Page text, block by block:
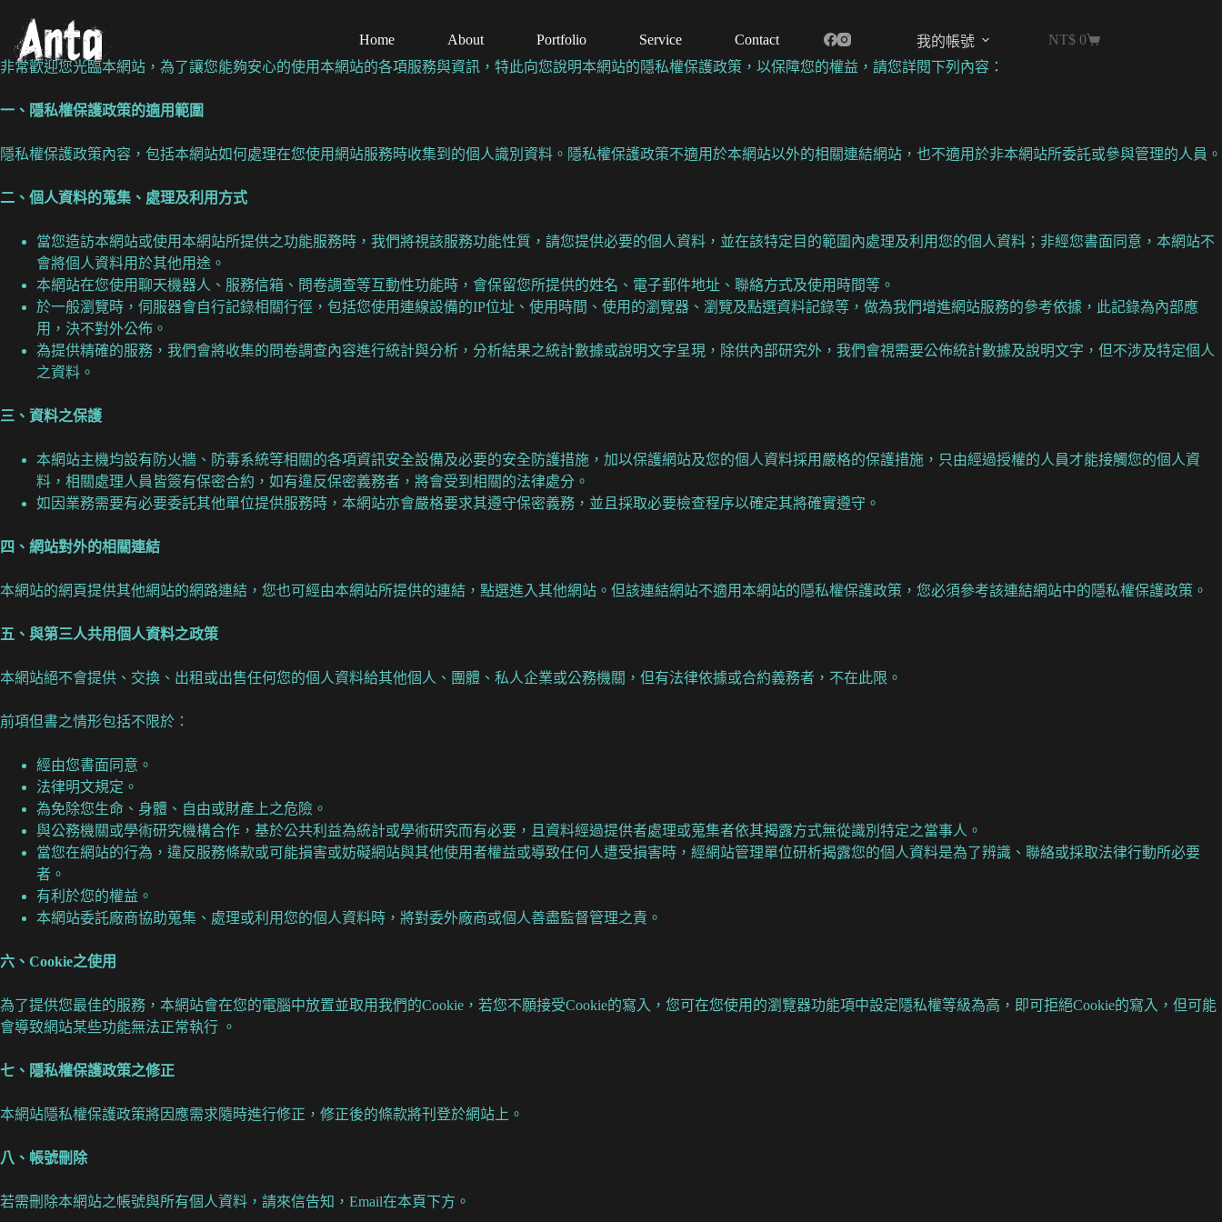
Home About Portfolio Service Contact 我的帳號 NT$ 0
非常歡迎您光臨本網站，為了讓您能夠安心的使用本網站的各項服務與資訊，特此向您說明本網站的隱私權保護政策，以保障您的權益，請您詳閱下列內容：
一、隱私權保護政策的適用範圍
隱私權保護政策內容，包括本網站如何處理在您使用網站服務時收集到的個人識別資料。隱私權保護政策不適用於本網站以外的相關連結網站，也不適用於非本網站所委託或參與管理的人員。
二、個人資料的蒐集、處理及利用方式
當您造訪本網站或使用本網站所提供之功能服務時，我們將視該服務功能性質，請您提供必要的個人資料，並在該特定目的範圍內處理及利用您的個人資料；非經您書面同意，本網站不
會將個人資料用於其他用途。
本網站在您使用聊天機器人、服務信箱、問卷調查等互動性功能時，會保留您所提供的姓名、電子郵件地址、聯絡方式及使用時間等。
於一般瀏覽時，伺服器會自行記錄相關行徑，包括您使用連線設備的IP位址、使用時間、使用的瀏覽器、瀏覽及點選資料記錄等，做為我們增進網站服務的參考依據，此記錄為內部應
用，決不對外公佈。
為提供精確的服務，我們會將收集的問卷調查內容進行統計與分析，分析結果之統計數據或說明文字呈現，除供內部研究外，我們會視需要公佈統計數據及說明文字，但不涉及特定個人
之資料。
三、資料之保護
本網站主機均設有防火牆、防毒系統等相關的各項資訊安全設備及必要的安全防護措施，加以保護網站及您的個人資料採用嚴格的保護措施，只由經過授權的人員才能接觸您的個人資
料，相關處理人員皆簽有保密合約，如有違反保密義務者，將會受到相關的法律處分。
如因業務需要有必要委託其他單位提供服務時，本網站亦會嚴格要求其遵守保密義務，並且採取必要檢查程序以確定其將確實遵守。
四、網站對外的相關連結
本網站的網頁提供其他網站的網路連結，您也可經由本網站所提供的連結，點選進入其他網站。但該連結網站不適用本網站的隱私權保護政策，您必須參考該連結網站中的隱私權保護政策。
五、與第三人共用個人資料之政策
本網站絕不會提供、交換、出租或出售任何您的個人資料給其他個人、團體、私人企業或公務機關，但有法律依據或合約義務者，不在此限。
前項但書之情形包括不限於：
經由您書面同意。
法律明文規定。
為免除您生命、身體、自由或財產上之危險。
與公務機關或學術研究機構合作，基於公共利益為統計或學術研究而有必要，且資料經過提供者處理或蒐集者依其揭露方式無從識別特定之當事人。
當您在網站的行為，違反服務條款或可能損害或妨礙網站與其他使用者權益或導致任何人遭受損害時，經網站管理單位研析揭露您的個人資料是為了辨識、聯絡或採取法律行動所必要
者。
有利於您的權益。
本網站委託廠商協助蒐集、處理或利用您的個人資料時，將對委外廠商或個人善盡監督管理之責。
六、 Cookie之使用
為了提供您最佳的服務，本網站會在您的電腦中放置並取用我們的Cookie，若您不願接受Cookie的寫入，您可在您使用的瀏覽器功能項中設定隱私權等級為高，即可拒絕Cookie的寫入，但可能
會導致網站某些功能無法正常執行 。
七、隱私權保護政策之修正
本網站隱私權保護政策將因應需求隨時進行修正，修正後的條款將刊登於網站上。
八、帳號刪除
若需刪除本網站之帳號與所有個人資料，請來信告知，Email在本頁下方。